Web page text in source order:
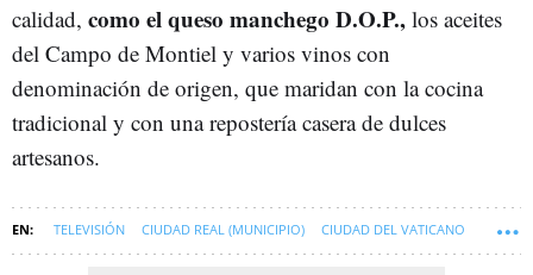
calidad, como el queso manchego D.O.P., los aceites
del Campo de Montiel y varios vinos con
denominación de origen, que maridan con la cocina
tradicional y con una repostería casera de dulces
artesanos.
TELEVISIÓN CIUDAD REAL (MUNICIPIO) CIUDAD DEL VATICANO